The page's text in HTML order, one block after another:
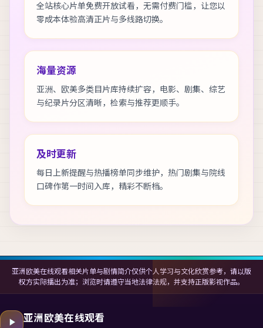
全站核心片单免费开放试看，无需付费门槛，让您以
零成本体验高清正片与多线路切换。
海量资源
亚洲、欧美多类目片库持续扩容，电影、剧集、综艺
与纪录片分区清晰，检索与推荐更顺手。
及时更新
每日上新提醒与热播榜单同步维护，热门剧集与院线
口碑作第一时间入库，精彩不断档。
亚洲欧美在线观看相关片单与剧情简介仅供个人学习与文化欣赏参考，请以版
权方实际播出为准；浏览时请遵守当地法律法规，并支持正版影视作品。
亚洲欧美在线观看